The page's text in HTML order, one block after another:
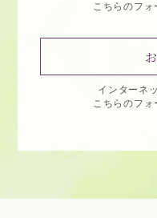
こちらのフォ
インターネ
こちらのフォ